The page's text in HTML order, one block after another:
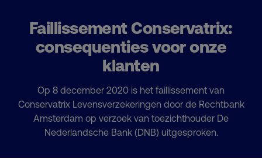
Faillissement Conservatrix:
consequenties voor onze
klanten
Op 8 december 2020 is het faillissement van
Conservatrix Levensverzekeringen door de Rechtbank
Amsterdam op verzoek van toezichthouder De
Nederlandsche Bank (DNB) uitgesproken.